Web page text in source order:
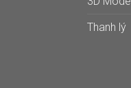
Thanh lý